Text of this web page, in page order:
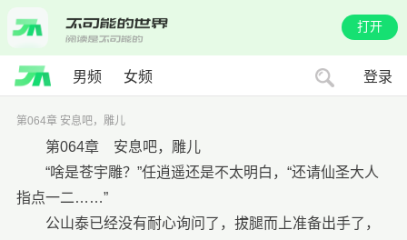
打开
男频 女频 登录
第064章 安息吧，雕儿
第064章 安息吧，雕儿
“啥是苍宇雕？”任逍遥还是不太明白，“还请仙圣大人
指点一二……”
公山泰已经没有耐心询问了，拔腿而上准备出手了，